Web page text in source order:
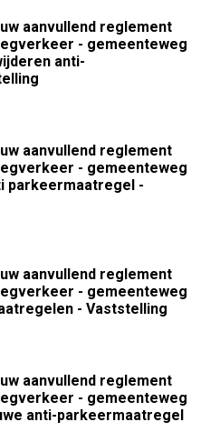
aanvullend reglement
- gemeenteweg
anti-
aanvullend reglement
- gemeenteweg
parkeermaatregel -
aanvullend reglement
- gemeenteweg
- Vaststelling
aanvullend reglement
- gemeenteweg
anti-parkeermaatregel